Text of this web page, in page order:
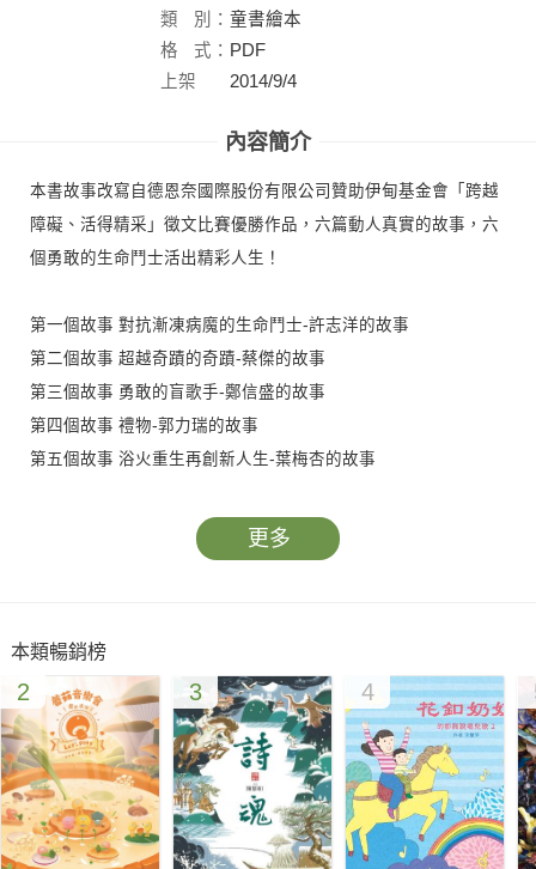
社：
類
別： 童書繪本
格
式： PDF
上架
2014/9/4
內容簡介
本書故事改寫自德恩奈國際股份有限公司贊助伊甸基金會「跨越
障礙、活得精采」徵文比賽優勝作品，六篇動人真實的故事，六
個勇敢的生命鬥士活出精彩人生！
第一個故事 對抗漸凍病魔的生命鬥士-許志洋的故事
第二個故事 超越奇蹟的奇蹟-蔡傑的故事
第三個故事 勇敢的盲歌手-鄭信盛的故事
第四個故事 禮物-郭力瑞的故事
第五個故事 浴火重生再創新人生-葉梅杏的故事
更多
本類暢銷榜
2 3 4